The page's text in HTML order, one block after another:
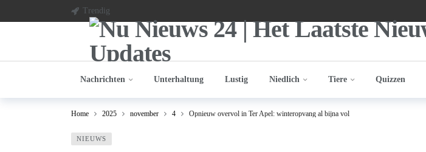
Trendig
Nachrichten Unterhaltung Lustig Niedlich Tiere Quizzen
Home 2025 november 4 Opnieuw overvol in Ter Apel: winteropvang al bijna vol
NIEUWS